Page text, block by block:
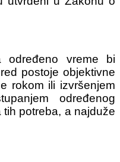
vreme bi
postoje objektivne
rokom ili izvršenjem
određenog
potreba, a najduže